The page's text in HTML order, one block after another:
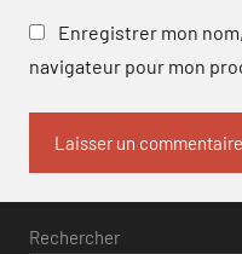
Enregistrer mon
navigateur pour mon
Rechercher